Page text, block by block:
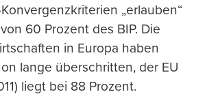
„erlauben“
60 Prozent des BIP. Die
in Europa haben
lange überschritten, der EU
liegt bei 88 Prozent.